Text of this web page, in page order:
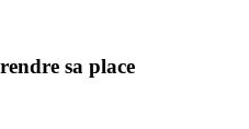
sa place